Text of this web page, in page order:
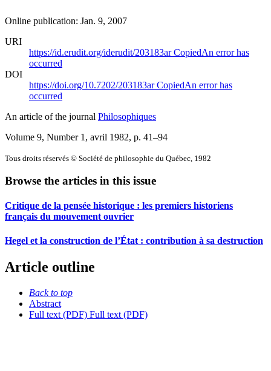
Online publication: Jan. 9, 2007
URI
https://id.erudit.org/iderudit/203183arCopiedAn error has
occurred
DOI
https://doi.org/10.7202/203183arCopiedAn error has
occurred
An article of the journal Philosophiques
Volume 9, Number 1, avril 1982, p. 41–94
Tous droits réservés © Société de philosophie du Québec, 1982
Browse the articles in this issue
Critique de la pensée historique : les premiers historiens
français du mouvement ouvrier
Hegel et la construction de l’État : contribution à sa destruction
Article outline
Back to top
Abstract
Full text (PDF) Full text (PDF)